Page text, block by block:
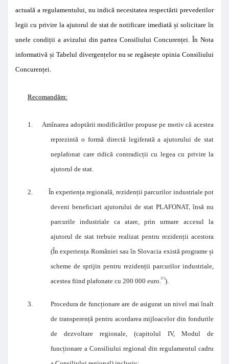
actuală a regulamentului, nu indică necesitatea respectării prevederilor
legii cu privire la ajutorul de stat de notificare imediată și solicitare în
unele condiții a avizului din partea Consiliului Concurenței. În Nota
informativă și Tabelul divergențelor nu se regăsește opinia Consiliului
Concurenței.
Recomandăm:
1.
Amînarea adoptării modificărilor propuse pe motiv că acestea
reprezintă o formă directă legiferată a ajutorului de stat
neplafonat care ridică contradicții cu legea cu privire la
ajutorul de stat.
2.
În experiența regională, rezidenții parcurilor industriale pot
deveni beneficiari ajutorului de stat PLAFONAT, însă nu
parcurile industriale ca atare, prin urmare accesul la
ajutorul de stat trebuie realizat pentru rezidenții acestora
(În experiența României sau în Slovacia există programe și
scheme de sprijin pentru rezidenții parcurilor industriale,
acestea fiind plafonate cu 200 000 euro.[1]).
3.
Procedura de funcționare are de asigurat un nivel mai înalt
de transperență pentru acordarea mijloacelor din fondurile
de dezvoltare regionale, (capitolul IV, Modul de
funcționare a Consiliului regional din regulamentul cadru